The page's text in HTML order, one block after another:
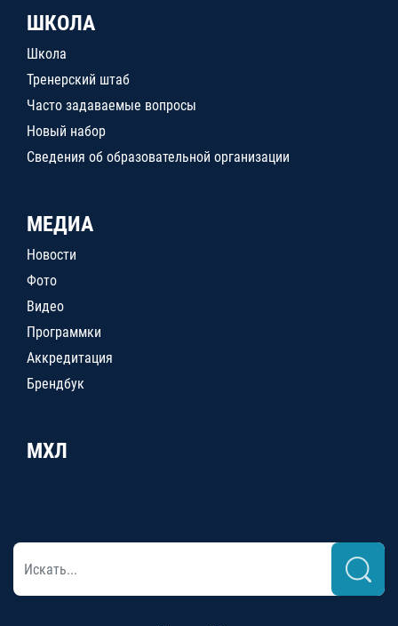
ШКОЛА
Школа
Тренерский штаб
Часто задаваемые вопросы
Новый набор
Сведения об образовательной организации
МЕДИА
Новости
Фото
Видео
Программки
Аккредитация
Брендбук
МХЛ